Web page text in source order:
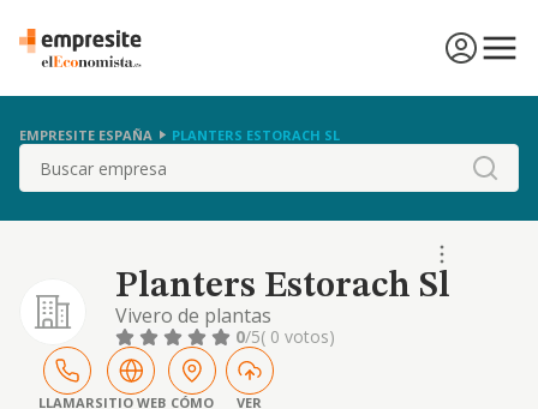
EMPRESITE ESPAÑA PLANTERS ESTORACH SL
Buscar
Planters Estorach Sl
Vivero de plantas
0/5( 0 votos)
LLAMARSITIO WEB CÓMO
VER